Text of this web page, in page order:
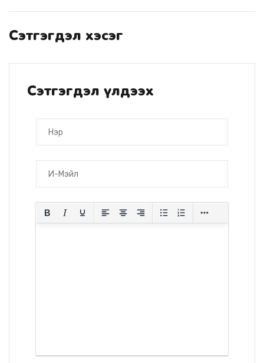
Сэтгэгдэл хэсэг
Сэтгэгдэл үлдээх